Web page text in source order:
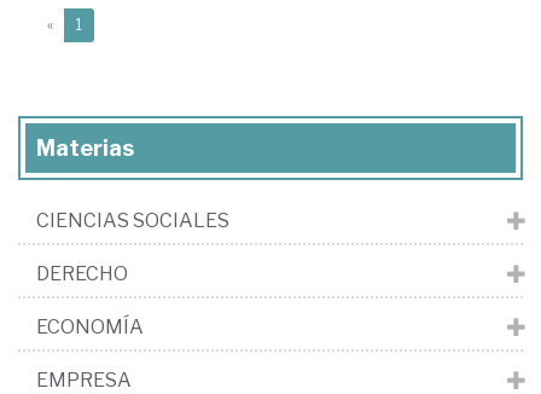
« 1
Materias
CIENCIAS SOCIALES
DERECHO
ECONOMÍA
EMPRESA